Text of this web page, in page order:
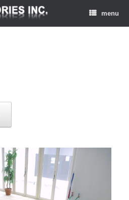
menu